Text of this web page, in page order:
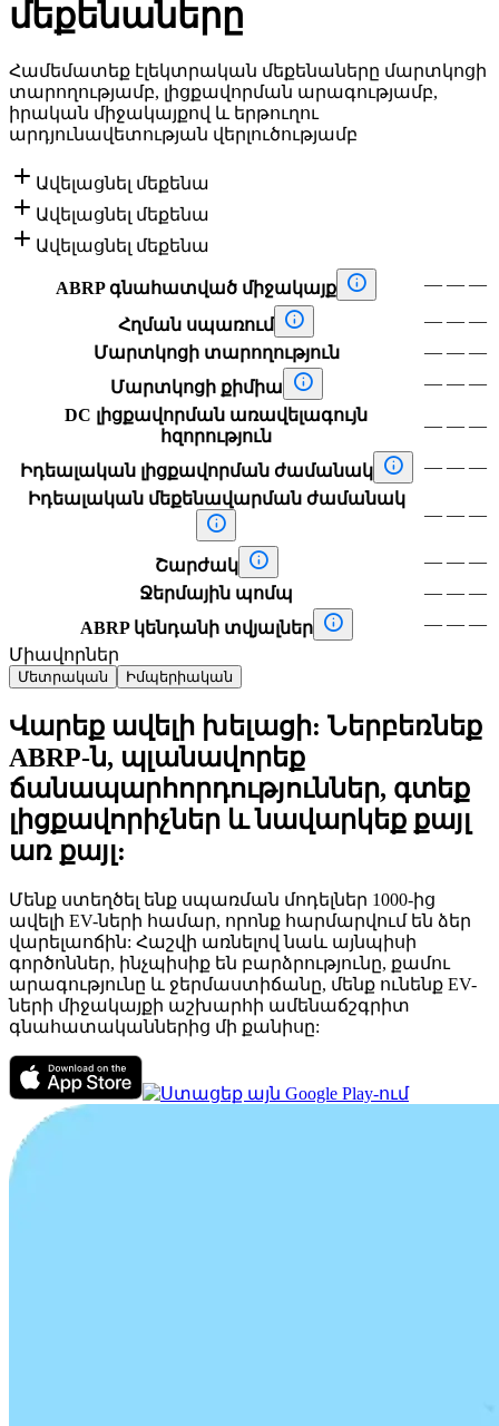
մեքենաները
Համեմատեք էլեկտրական մեքենաները մարտկոցի
տարողությամբ, լիցքավորման արագությամբ,
իրական միջակայքով և երթուղու
արդյունավետության վերլուծությամբ
 Ավելացնել մեքենա
 Ավելացնել մեքենա
 Ավելացնել մեքենա
ABRP գնահատված միջակայք  — — —
Հղման սպառում  — — —
Մարտկոցի տարողություն
— — —
Մարտկոցի քիմիա
 — — —
DC լիցքավորման առավելագույն
հզորություն
— — —
Իդեալական լիցքավորման ժամանակ  — — —
Իդեալական մեքենավարման ժամանակ
 — — —
Շարժակ  — — —
Ջերմային պոմպ
— — —
ABRP կենդանի տվյալներ
 — — —
Միավորներ
Մետրական Իմպերիական
Վարեք ավելի խելացի: Ներբեռնեք
ABRP-ն, պլանավորեք
ճանապարհորդություններ, գտեք
լիցքավորիչներ և նավարկեք քայլ
առ քայլ:
Մենք ստեղծել ենք սպառման մոդելներ 1000-ից
ավելի EV-ների համար, որոնք հարմարվում են ձեր
վարելաոճին: Հաշվի առնելով նաև այնպիսի
գործոններ, ինչպիսիք են բարձրությունը, քամու
արագությունը և ջերմաստիճանը, մենք ունենք EV-
ների միջակայքի աշխարհի ամենաճշգրիտ
գնահատականներից մի քանիսը: